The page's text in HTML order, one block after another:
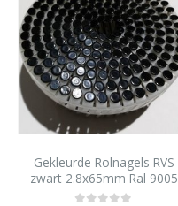
Gekleurde Rolnagels RVS
zwart 2.8x65mm Ral 9005
1200 stuks